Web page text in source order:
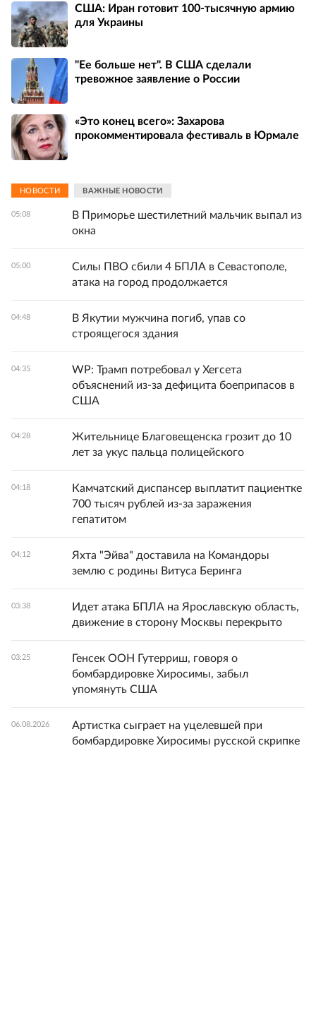
США: Иран готовит 100-тысячную армию
для Украины
"Ее больше нет". В США сделали
тревожное заявление о России
«Это конец всего»: Захарова
прокомментировала фестиваль в Юрмале
НОВОСТИ ВАЖНЫЕ НОВОСТИ
05:08
В Приморье шестилетний мальчик выпал из
окна
05:00
Силы ПВО сбили 4 БПЛА в Севастополе,
атака на город продолжается
04:48
В Якутии мужчина погиб, упав со
строящегося здания
04:35
WP: Трамп потребовал у Хегсета
объяснений из-за дефицита боеприпасов в
США
04:28
Жительнице Благовещенска грозит до 10
лет за укус пальца полицейского
04:18
Камчатский диспансер выплатит пациентке
700 тысяч рублей из-за заражения
гепатитом
04:12
Яхта "Эйва" доставила на Командоры
землю с родины Витуса Беринга
03:38
Идет атака БПЛА на Ярославскую область,
движение в сторону Москвы перекрыто
03:25
Генсек ООН Гутерриш, говоря о
бомбардировке Хиросимы, забыл
упомянуть США
06.08.2026
Артистка сыграет на уцелевшей при
бомбардировке Хиросимы русской скрипке